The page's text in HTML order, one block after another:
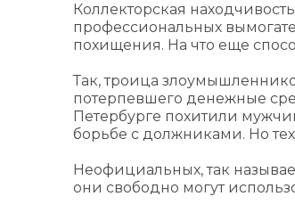
Коллекторская
профессиональных
похищения. На что еще
Так, троица
потерпевшего денежные
Петербурге похитили
борьбе с должниками. Но
Неофициальных, так
они свободно могут